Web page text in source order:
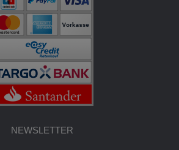
NEWSLETTER